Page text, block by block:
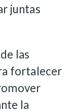
juntas
las
fortalecer
la